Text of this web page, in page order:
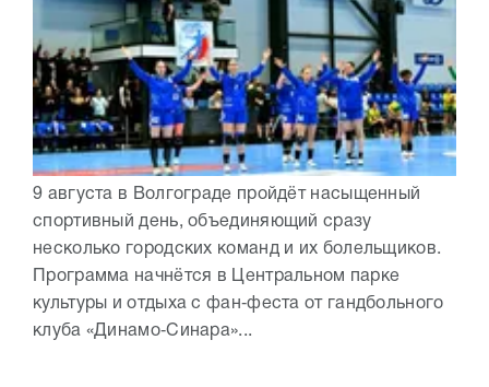
9 августа в Волгограде пройдёт насыщенный
спортивный день, объединяющий сразу
несколько городских команд и их болельщиков.
Программа начнётся в Центральном парке
культуры и отдыха с фан‑феста от гандбольного
клуба «Динамо‑Синара»...